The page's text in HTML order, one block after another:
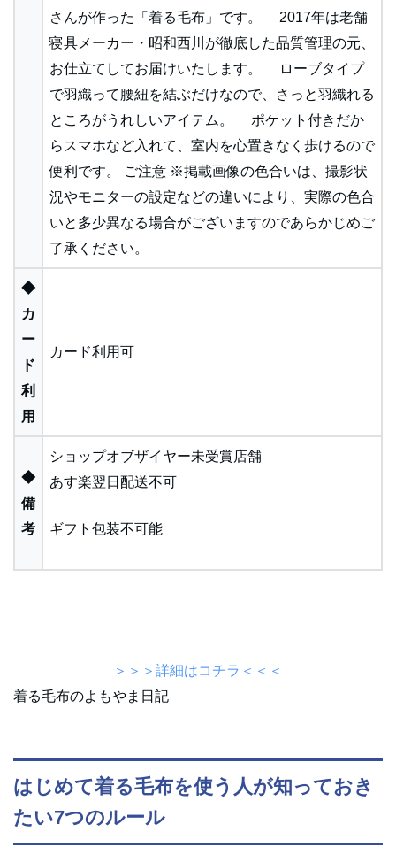
さんが作った「着る毛布」です。 2017年は老舗
寝具メーカー・昭和西川が徹底した品質管理の元、
お仕立てしてお届けいたします。 ローブタイプ
で羽織って腰紐を結ぶだけなので、さっと羽織れる
ところがうれしいアイテム。 ポケット付きだか
らスマホなど入れて、室内を心置きなく歩けるので
便利です。 ご注意 ※掲載画像の色合いは、撮影状
況やモニターの設定などの違いにより、実際の色合
いと多少異なる場合がございますのであらかじめご
了承ください。
◆
カ
ー
ド
利
用
カード利用可
◆
備
考
ショップオブザイヤー未受賞店舗
あす楽翌日配送不可
ギフト包装不可能
＞＞＞詳細はコチラ＜＜＜
着る毛布のよもやま日記
はじめて着る毛布を使う人が知っておき
たい7つのルール